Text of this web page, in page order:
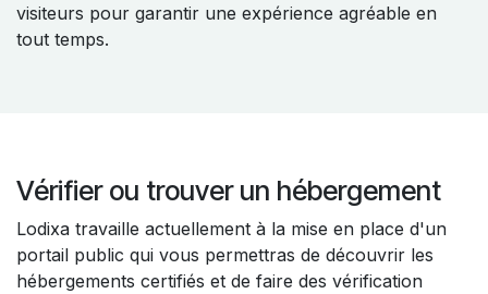
visiteurs pour garantir une expérience agréable en
tout temps.
Vérifier ou trouver un hébergement
Lodixa travaille actuellement à la mise en place d'un
portail public qui vous permettras de découvrir les
hébergements certifiés et de faire des vérification